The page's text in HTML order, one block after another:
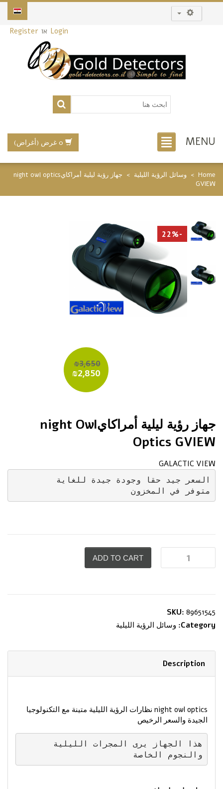
Loginאו Register
MENU 0 غرض (أغراض)
Home
> وسائل الرؤية الليلية >
جهاز رؤية ليلية أمراكايnight owl optics
GVIEW
₪3,650
₪2,850
جهاز رؤية ليلية أمراكايnight Owl
Optics GVIEW
GALACTIC VIEW
السعر جيد حقا وجودة جيدة للغاية
متوفر في المخزون
ADD TO CART
SKU:89651545
Category:
وسائل الرؤية الليلية
Description
night owl optics نظارات الرؤية الليلية متينة مع التكنولوجيا
الجيدة والسعر الرخيص
هذا الجهاز يرى المجرات الليلية
والنجوم الخاصة